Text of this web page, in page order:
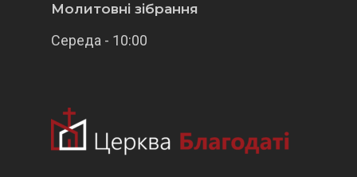
Молитовні зібрання
Середа - 10:00